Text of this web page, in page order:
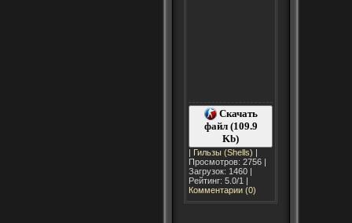
Скачать
файл (109.9
Kb)
| Гильзы (Shells) |
Просмотров: 2756 |
Загрузок: 1460 |
Рейтинг: 5.0/1 |
Комментарии (0)